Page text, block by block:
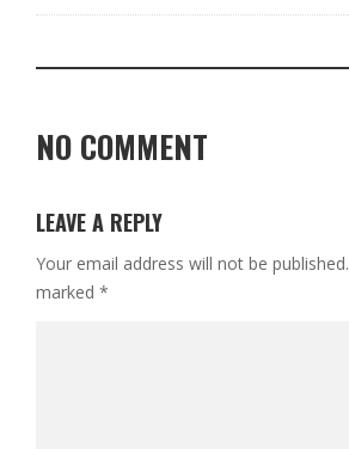
NO COMMENT
LEAVE A REPLY
Your email address will not be published.
marked *